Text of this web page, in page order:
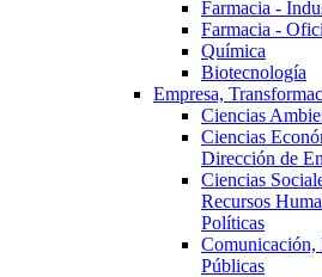
Farmacia -
Farmacia -
Química
Biotecnología
Empresa,
Ciencias
Ciencias
Dirección de
Ciencias
Recursos
Políticas
Comunicación,
Públicas